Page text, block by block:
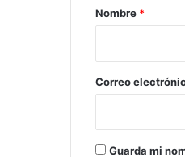
r
*
Nombre *
Correo
Guarda mi